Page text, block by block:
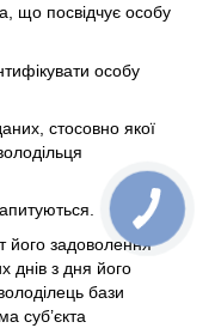
що посвідчує особу
особу
стосовно якої
його задоволення
днів з дня його
бази
суб’єкта